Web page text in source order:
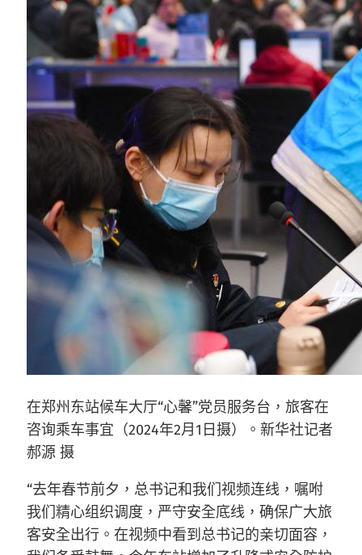
在郑州东站候车大厅“心馨”党员服务台，旅客在
咨询乘车事宜（2024年2月1日摄）。新华社记者
郝源 摄
“去年春节前夕，总书记和我们视频连线，嘱咐
我们精心组织调度，严守安全底线，确保广大旅
客安全出行。在视频中看到总书记的亲切面容，